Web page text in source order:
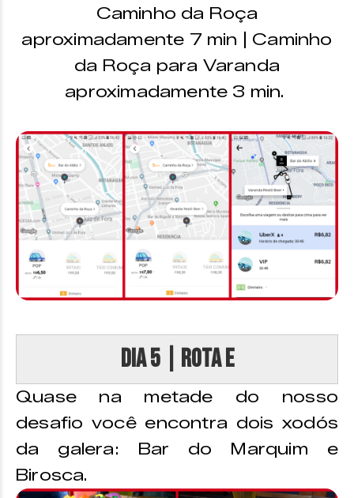
Caminho da Roça
aproximadamente 7 min | Caminho
da Roça para Varanda
aproximadamente 3 min.
DIA 5 | Rota E
Quase na metade do nosso
desafio você encontra dois xodós
da galera: Bar do Marquim e
Birosca.